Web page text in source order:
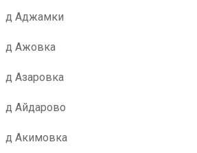
д Аджамки
д Ажовка
д Азаровка
д Айдарово
д Акимовка